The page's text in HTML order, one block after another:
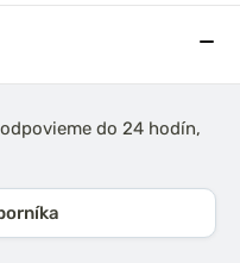
do 24 hodín,